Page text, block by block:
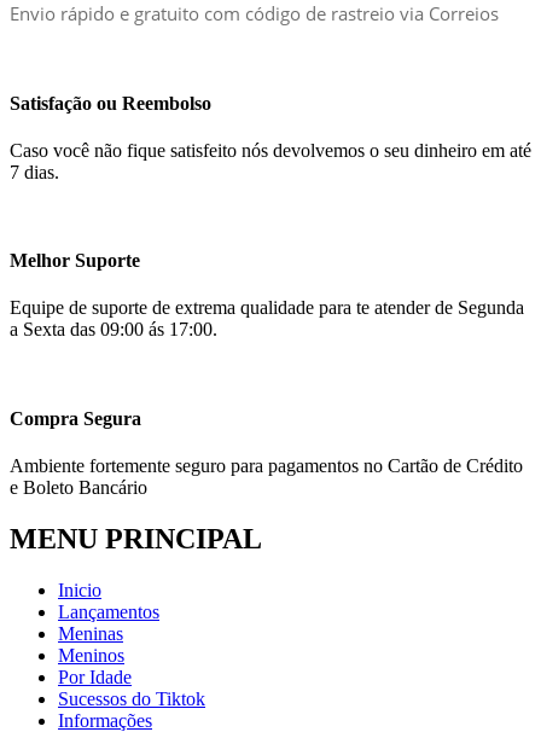
Envio rápido e gratuito com código de rastreio via Correios
Satisfação ou Reembolso
Caso você não fique satisfeito nós devolvemos o seu dinheiro em até
7 dias.
Melhor Suporte
Equipe de suporte de extrema qualidade para te atender de Segunda
a Sexta das 09:00 ás 17:00.
Compra Segura
Ambiente fortemente seguro para pagamentos no Cartão de Crédito
e Boleto Bancário
MENU PRINCIPAL
Inicio
Lançamentos
Meninas
Meninos
Por Idade
Sucessos do Tiktok
Informações